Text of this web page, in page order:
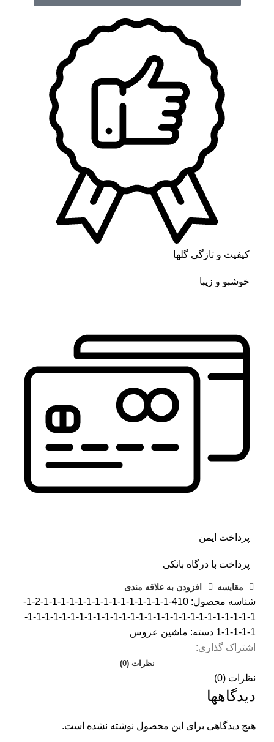
کیفیت و تازگی گلها
خوشبو و زیبا
پرداخت ایمن
پرداخت با درگاه بانکی
مقايسه افزودن به علاقه مندی
شناسه محصول:
410-1-1-1-1-1-1-1-1-1-1-1-1-1-1-1-2-1-
1-1-1-1-1-1-1-1-1-1-1-1-1-1-1-1-1-1-1-1-1-1-1-1-1-1-1-
1-1-1-1-1
دسته: ماشین عروس
اشتراک گذاری:
نظرات (0)
نظرات (0)
دیدگاهها
هیچ دیدگاهی برای این محصول نوشته نشده است.